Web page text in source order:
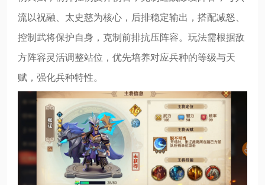
流以祝融、太史慈为核心，后排稳定输出，搭配减怒、
控制武将保护自身，克制前排抗压阵容。玩法需根据敌
方阵容灵活调整站位，优先培养对应兵种的等级与天
赋，强化兵种特性。